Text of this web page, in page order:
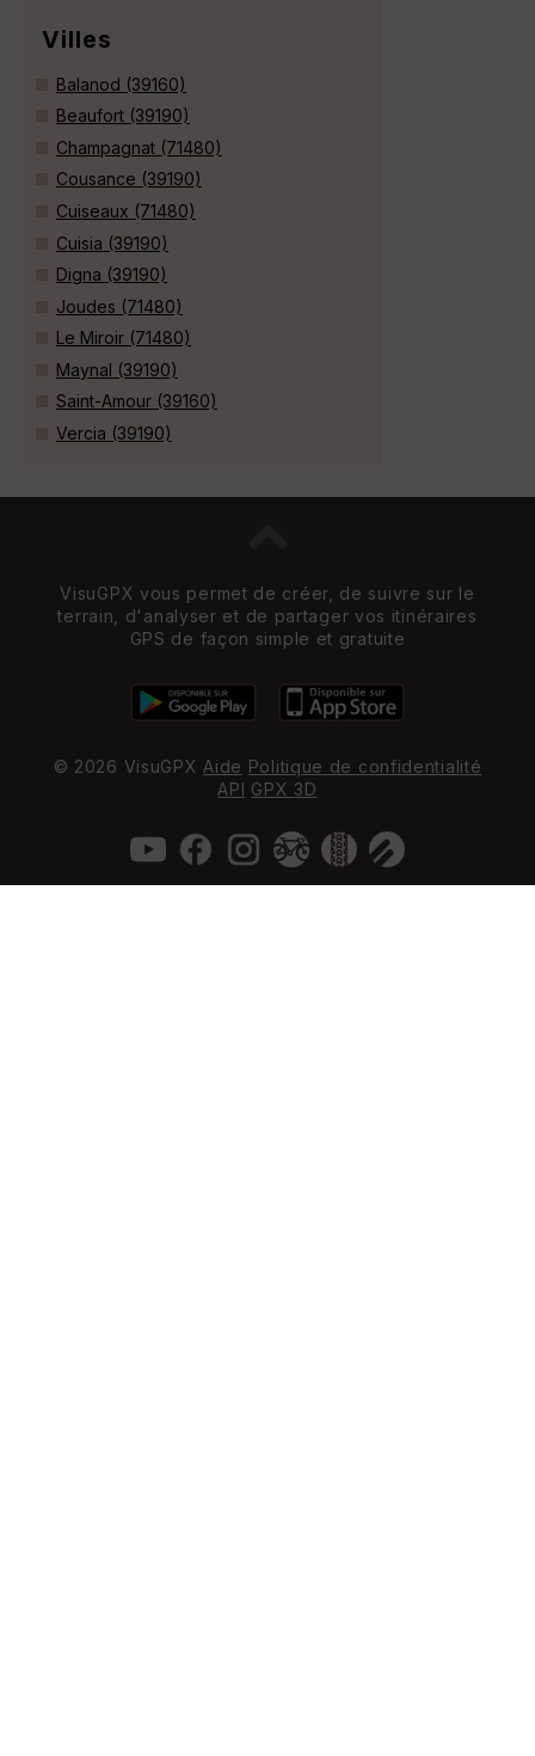
Villes
Balanod (39160)
Beaufort (39190)
Champagnat (71480)
Cousance (39190)
Cuiseaux (71480)
Cuisia (39190)
Digna (39190)
Joudes (71480)
Le Miroir (71480)
Maynal (39190)
Saint-Amour (39160)
Vercia (39190)
VisuGPX vous permet de créer, de suivre sur le
terrain, d'analyser et de partager vos itinéraires
GPS de façon simple et gratuite
© 2026 VisuGPX Aide Politique de confidentialité
API GPX 3D